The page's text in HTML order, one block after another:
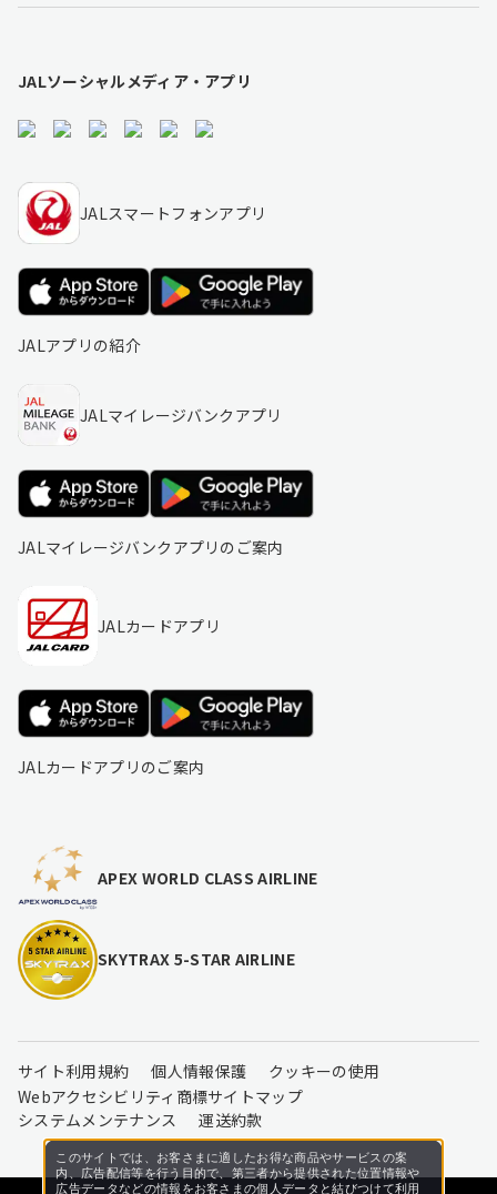
JALソーシャルメディア・アプリ
JALスマートフォンアプリ
JALアプリの紹介
JALマイレージバンクアプリ
JALマイレージバンクアプリのご案内
JALカードアプリ
JALカードアプリのご案内
APEX WORLD CLASS AIRLINE
SKYTRAX 5-STAR AIRLINE
サイト利用規約 個人情報保護
クッキーの使用
Webアクセシビリティ 商標サイトマップ
システムメンテナンス
運送約款
このサイトでは、お客さまに適したお得な商品やサービスの案
内、広告配信等を行う目的で、第三者から提供された位置情報や
広告データなどの情報をお客さまの個人データと結びつけて利用